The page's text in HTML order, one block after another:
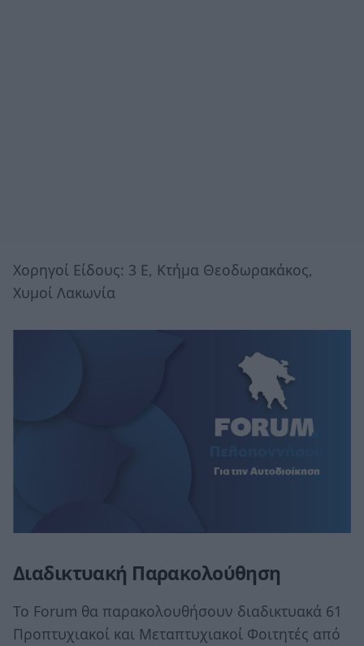
Χορηγοί Είδους: 3 Ε, Kτήμα Θεοδωρακάκος,
Χυμοί Λακωνία
Διαδικτυακή Παρακολούθηση
Το Forum θα παρακολουθήσουν διαδικτυακά 61
Προπτυχιακοί και Μεταπτυχιακοί Φοιτητές από